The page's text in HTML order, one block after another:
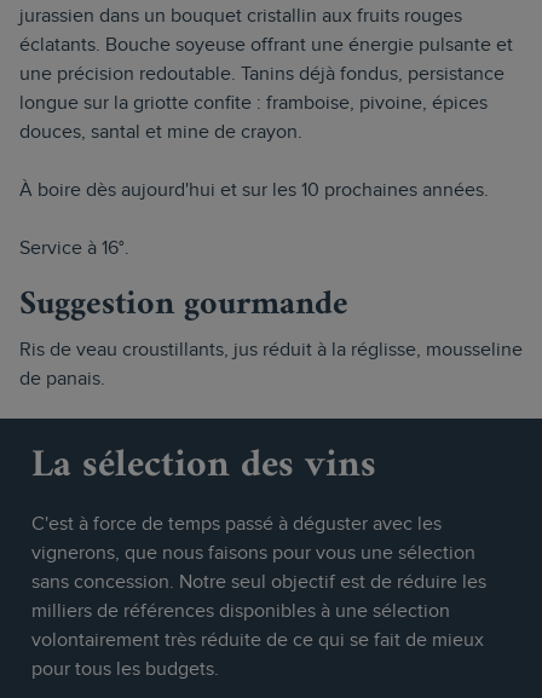
jurassien dans un bouquet cristallin aux fruits rouges
éclatants. Bouche soyeuse offrant une énergie pulsante et
une précision redoutable. Tanins déjà fondus, persistance
longue sur la griotte confite : framboise, pivoine, épices
douces, santal et mine de crayon.
À boire dès aujourd'hui et sur les 10 prochaines années.
Service à 16°.
Suggestion gourmande
Ris de veau croustillants, jus réduit à la réglisse, mousseline
de panais.
La sélection des vins
C'est à force de temps passé à déguster avec les
vignerons, que nous faisons pour vous une sélection
sans concession. Notre seul objectif est de réduire les
milliers de références disponibles à une sélection
volontairement très réduite de ce qui se fait de mieux
pour tous les budgets.